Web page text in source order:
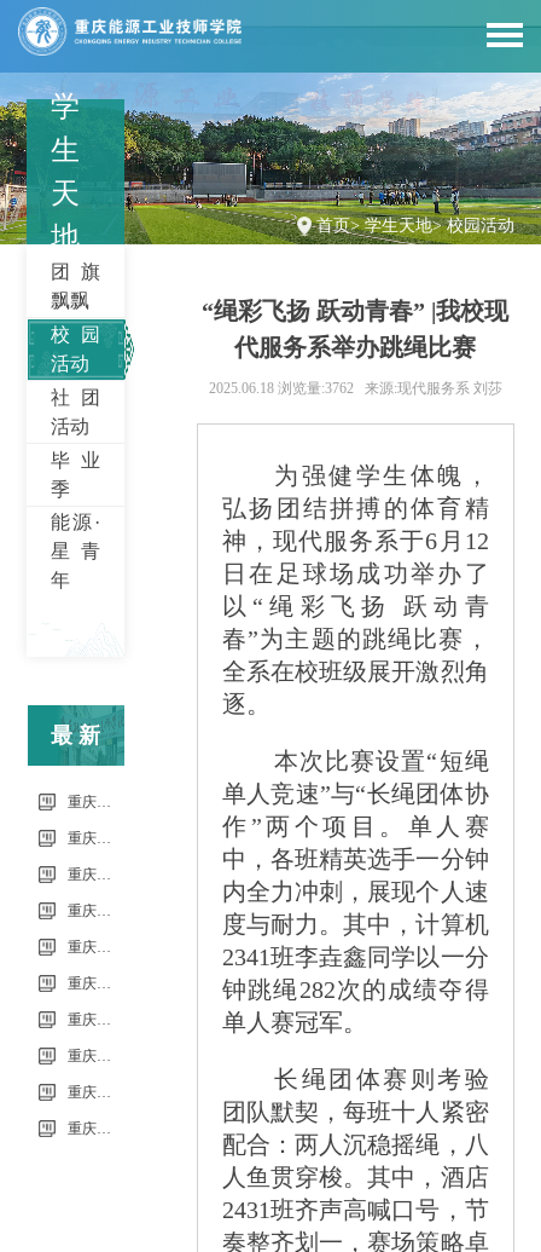
首页>学生天地>校园活动
学
生
天
地
团旗
飘飘
校园
活动
社团
活动
毕业
季
能源·
星青
年
最新
信息
“绳彩飞扬 跃动青春” |我校现
代服务系举办跳绳比赛
2025.06.18 浏览量:3762 来源:现代服务系 刘莎
为强健学生体魄，
弘扬团结拼搏的体育精
神，现代服务系于6月12
日在足球场成功举办了
以“绳彩飞扬 跃动青
春”为主题的跳绳比赛，
全系在校班级展开激烈角
逐。
本次比赛设置“短绳
单人竞速”与“长绳团体协
作”两个项目。单人赛
中，各班精英选手一分钟
内全力冲刺，展现个人速
度与耐力。其中，计算机
2341班李垚鑫同学以一分
钟跳绳282次的成绩夺得
单人赛冠军。
长绳团体赛则考验
团队默契，每班十人紧密
配合：两人沉稳摇绳，八
人鱼贯穿梭。其中，酒店
2431班齐声高喊口号，节
奏整齐划一，赛场策略卓